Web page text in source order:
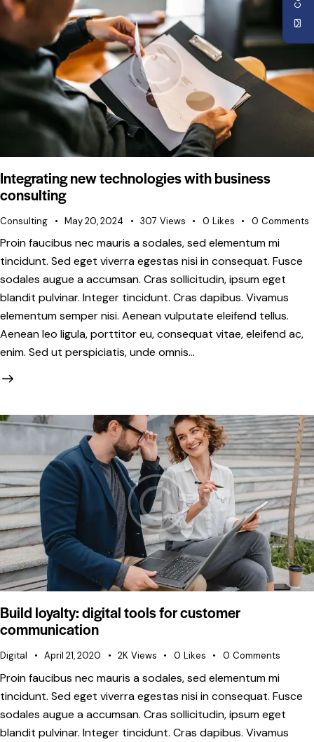
Integrating new technologies with business
consulting
Consulting May 20, 2024 307 Views 0 Likes 0 Comments
Proin faucibus nec mauris a sodales, sed elementum mi
tincidunt. Sed eget viverra egestas nisi in consequat. Fusce
sodales augue a accumsan. Cras sollicitudin, ipsum eget
blandit pulvinar. Integer tincidunt. Cras dapibus. Vivamus
elementum semper nisi. Aenean vulputate eleifend tellus.
Aenean leo ligula, porttitor eu, consequat vitae, eleifend ac,
enim. Sed ut perspiciatis, unde omnis…
Build loyalty: digital tools for customer
communication
Digital April 21, 2020 2K Views 0 Likes 0 Comments
Proin faucibus nec mauris a sodales, sed elementum mi
tincidunt. Sed eget viverra egestas nisi in consequat. Fusce
sodales augue a accumsan. Cras sollicitudin, ipsum eget
blandit pulvinar. Integer tincidunt. Cras dapibus. Vivamus